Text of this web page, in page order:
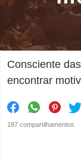
Consciente
encontrar
187 compartilhamentos